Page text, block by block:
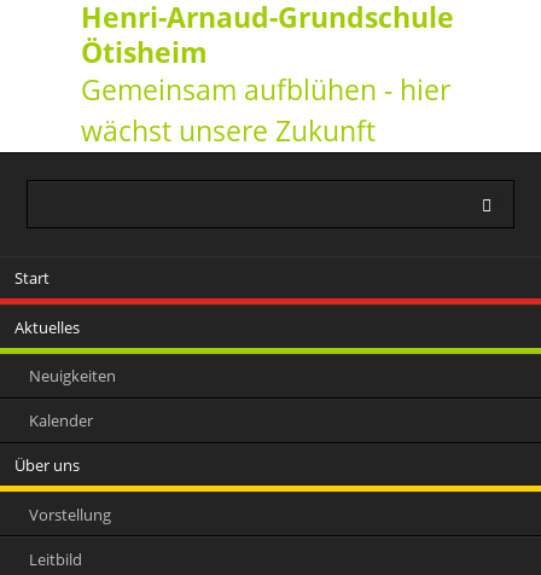
Henri-Arnaud-Grundschule
Ötisheim
Gemeinsam aufblühen - hier
wächst unsere Zukunft
überspringen
Start
Aktuelles
Neuigkeiten
Kalender
Über uns
Vorstellung
Leitbild